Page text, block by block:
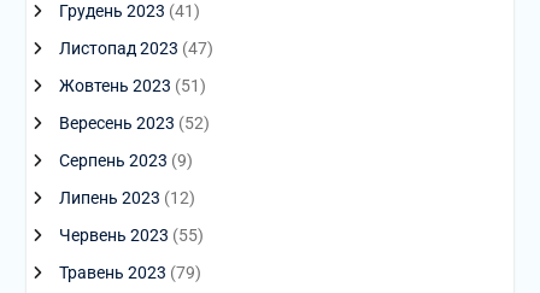
Грудень 2023 (41)
Листопад 2023 (47)
Жовтень 2023 (51)
Вересень 2023 (52)
Серпень 2023 (9)
Липень 2023 (12)
Червень 2023 (55)
Травень 2023 (79)